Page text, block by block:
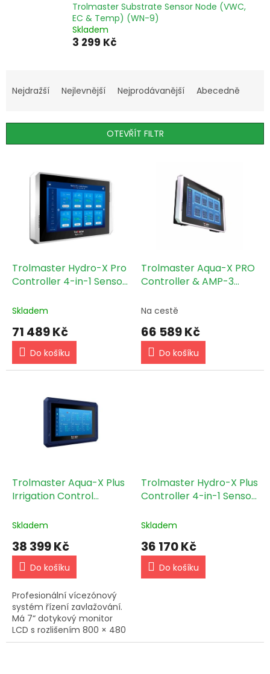
Trolmaster Substrate Sensor Node (VWC,
EC & Temp) (WN-9)
Skladem
3 299 Kč
a
í
Nejdražší Nejlevnější Nejprodávanější Abecedně
OTEVŘÍT FILTR
d
u
Trolmaster Hydro-X Pro
Controller 4-in-1 Sensor
Skladem
71 489 Kč
Do košíku
Trolmaster Aqua-X PRO
Controller & AMP-3
Na cestě
66 589 Kč
Do košíku
Trolmaster Aqua-X Plus
Irrigation Control
Skladem
38 399 Kč
Do košíku
Profesionální vícezónový
systém řízení zavlažování.
Má 7“ dotykový monitor
LCD s rozlišením 800 × 480
bodů, disponuje několika
Trolmaster Hydro-X Plus
Controller 4-in-1 Sensor
Skladem
36 170 Kč
Do košíku